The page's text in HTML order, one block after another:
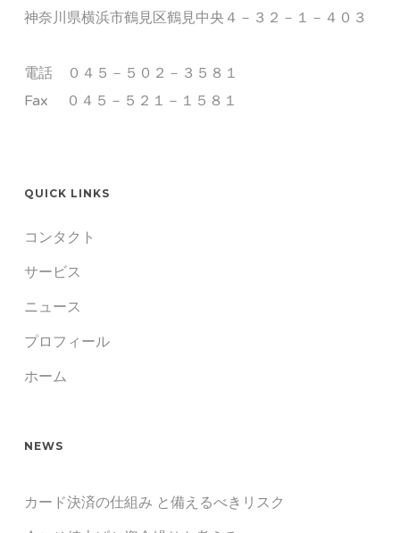
神奈川県横浜市鶴見区鶴見中央４－３２－１－４０３
電話 ０４５－５０２－３５８１
Fax ０４５－５２１－１５８１
QUICK LINKS
コンタクト
サービス
ニュース
プロフィール
ホーム
NEWS
カード決済の仕組み と備えるべきリスク